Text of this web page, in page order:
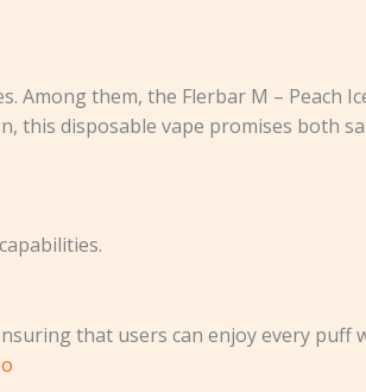
Among them, the Flerbar M – Peach
this disposable vape promises both
that users can enjoy every puff